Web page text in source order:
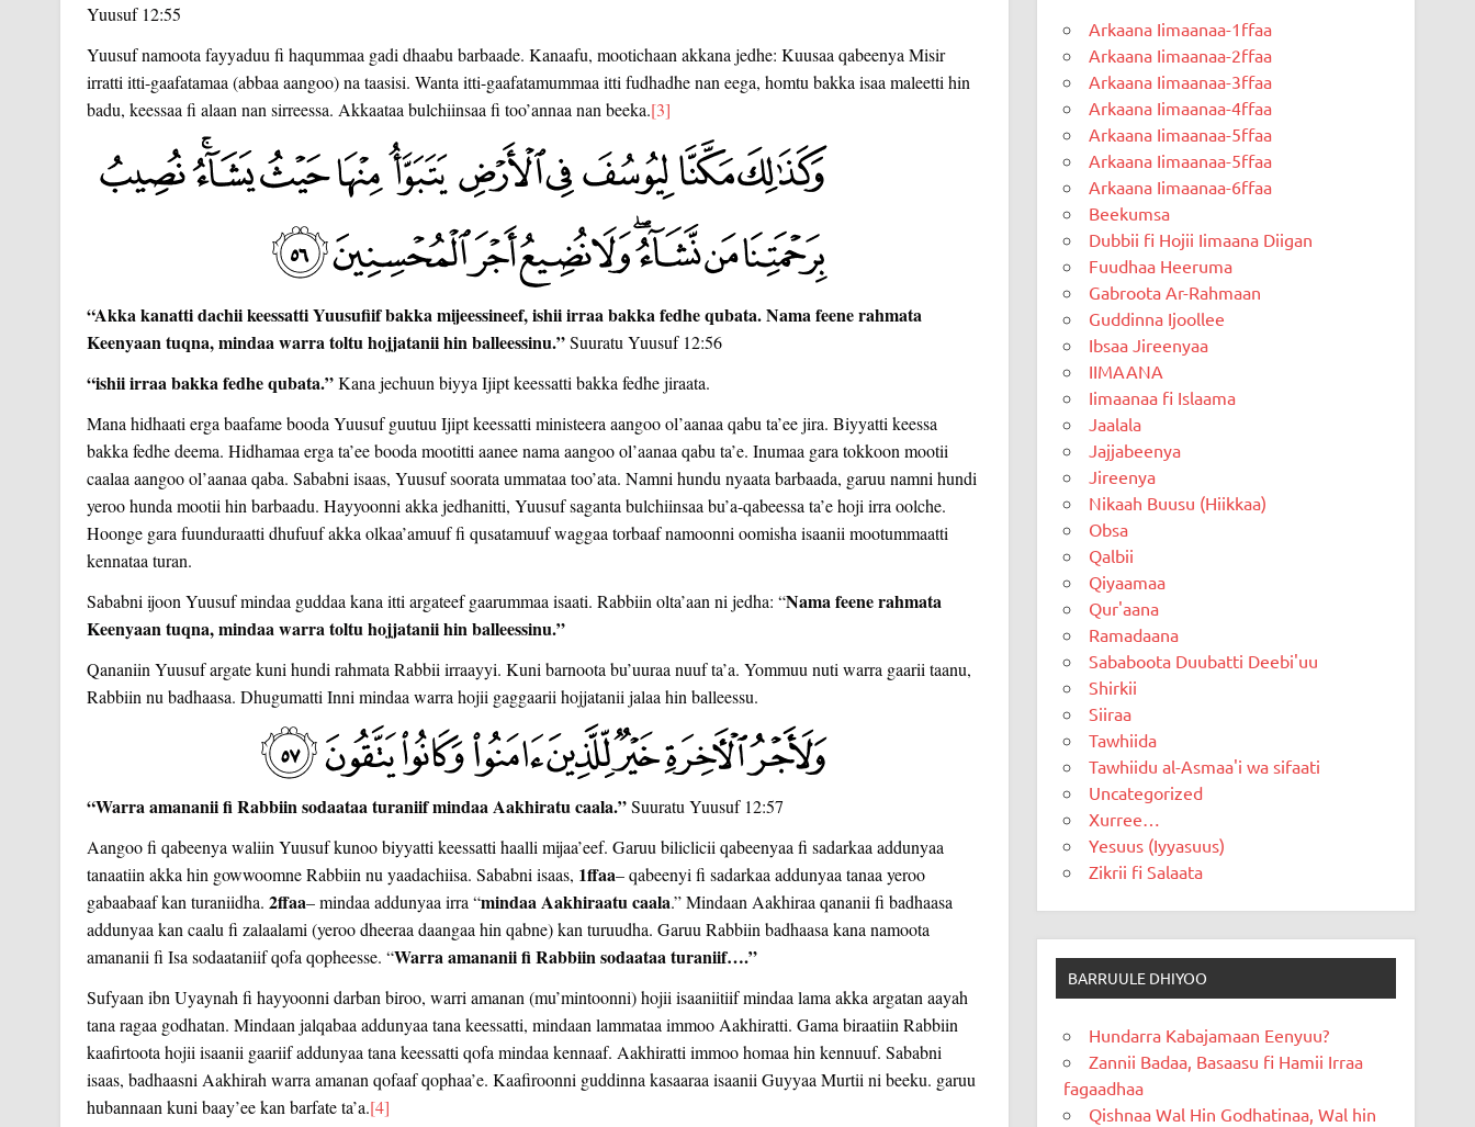
Yuusuf 12:55
Yuusuf namoota fayyaduu fi haqummaa gadi dhaabu barbaade. Kanaafu, mootichaan akkana jedhe: Kuusaa qabeenya Misir
irratti itti-gaafatamaa (abbaa aangoo) na taasisi. Wanta itti-gaafatamummaa itti fudhadhe nan eega, homtu bakka isaa maleetti hin
badu, keessaa fi alaan nan sirreessa. Akkaataa bulchiinsaa fi too’annaa nan beeka.[3]
“Akka kanatti dachii keessatti Yuusufiif bakka mijeessineef, ishii irraa bakka fedhe qubata. Nama feene rahmata
Keenyaan tuqna, mindaa warra toltu hojjatanii hin balleessinu.”Suuratu Yuusuf 12:56
“ishii irraa bakka fedhe qubata.”Kana jechuun biyya Ijipt keessatti bakka fedhe jiraata.
Mana hidhaati erga baafame booda Yuusuf guutuu Ijipt keessatti ministeera aangoo ol’aanaa qabu ta’ee jira. Biyyatti keessa
bakka fedhe deema. Hidhamaa erga ta’ee booda mootitti aanee nama aangoo ol’aanaa qabu ta’e. Inumaa gara tokkoon mootii
caalaa aangoo ol’aanaa qaba. Sababni isaas, Yuusuf soorata ummataa too’ata. Namni hundu nyaata barbaada, garuu namni hundi
yeroo hunda mootii hin barbaadu. Hayyoonni akka jedhanitti, Yuusuf saganta bulchiinsaa bu’a-qabeessa ta’e hoji irra oolche.
Hoonge gara fuunduraatti dhufuuf akka olkaa’amuuf fi qusatamuuf waggaa torbaaf namoonni oomisha isaanii mootummaatti
kennataa turan.
Sababni ijoon Yuusuf mindaa guddaa kana itti argateef gaarummaa isaati. Rabbiin olta’aan ni jedha: “Nama feene rahmata
Keenyaan tuqna, mindaa warra toltu hojjatanii hin balleessinu.”
Qananiin Yuusuf argate kuni hundi rahmata Rabbii irraayyi. Kuni barnoota bu’uuraa nuuf ta’a. Yommuu nuti warra gaarii taanu,
Rabbiin nu badhaasa. Dhugumatti Inni mindaa warra hojii gaggaarii hojjatanii jalaa hin balleessu.
“Warra amananii fi Rabbiin sodaataa turaniif mindaa Aakhiratu caala.”Suuratu Yuusuf 12:57
Aangoo fi qabeenya waliin Yuusuf kunoo biyyatti keessatti haalli mijaa’eef. Garuu biliclicii qabeenyaa fi sadarkaa addunyaa
tanaatiin akka hin gowwoomne Rabbiin nu yaadachiisa. Sababni isaas, 1ffaa– qabeenyi fi sadarkaa addunyaa tanaa yeroo
gabaabaaf kan turaniidha. 2ffaa– mindaa addunyaa irra “mindaa Aakhiraatu caala.” Mindaan Aakhiraa qananii fi badhaasa
addunyaa kan caalu fi zalaalami (yeroo dheeraa daangaa hin qabne) kan turuudha. Garuu Rabbiin badhaasa kana namoota
amananii fi Isa sodaataniif qofa qopheesse. “Warra amananii fi Rabbiin sodaataa turaniif….”
Sufyaan ibn Uyaynah fi hayyoonni darban biroo, warri amanan (mu’mintoonni) hojii isaaniitiif mindaa lama akka argatan aayah
tana ragaa godhatan. Mindaan jalqabaa addunyaa tana keessatti, mindaan lammataa immoo Aakhiratti. Gama biraatiin Rabbiin
kaafirtoota hojii isaanii gaariif addunyaa tana keessatti qofa mindaa kennaaf. Aakhiratti immoo homaa hin kennuuf. Sababni
isaas, badhaasni Aakhirah warra amanan qofaaf qophaa’e. Kaafiroonni guddinna kasaaraa isaanii Guyyaa Murtii ni beeku. garuu
hubannaan kuni baay’ee kan barfate ta’a.[4]
Arkaana Iimaanaa-1ffaa
Arkaana Iimaanaa-2ffaa
Arkaana Iimaanaa-3ffaa
Arkaana Iimaanaa-4ffaa
Arkaana Iimaanaa-5ffaa
Arkaana Iimaanaa-5ffaa
Arkaana Iimaanaa-6ffaa
Beekumsa
Dubbii fi Hojii Iimaana Diigan
Fuudhaa Heeruma
Gabroota Ar-Rahmaan
Guddinna Ijoollee
Ibsaa Jireenyaa
IIMAANA
Iimaanaa fi Islaama
Jaalala
Jajjabeenya
Jireenya
Nikaah Buusu (Hiikkaa)
Obsa
Qalbii
Qiyaamaa
Qur'aana
Ramadaana
Sababoota Duubatti Deebi'uu
Shirkii
Siiraa
Tawhiida
Tawhiidu al-Asmaa'i wa sifaati
Uncategorized
Xurree…
Yesuus (Iyyasuus)
Zikrii fi Salaata
BARRUULE DHIYOO
Hundarra Kabajamaan Eenyuu?
Zannii Badaa, Basaasu fi Hamii Irraa
fagaadhaa
Qishnaa Wal Hin Godhatinaa, Wal hin